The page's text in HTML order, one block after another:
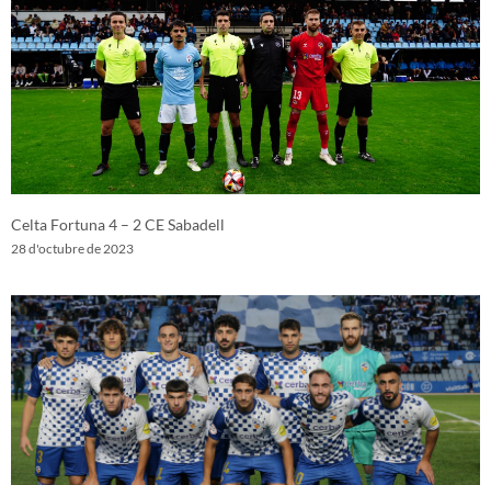
Celta Fortuna 4 – 2 CE Sabadell
28 d'octubre de 2023